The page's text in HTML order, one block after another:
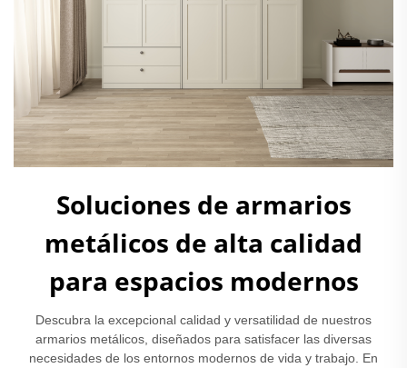
Soluciones de armarios
metálicos de alta calidad
para espacios modernos
Descubra la excepcional calidad y versatilidad de nuestros
armarios metálicos, diseñados para satisfacer las diversas
necesidades de los entornos modernos de vida y trabajo. En